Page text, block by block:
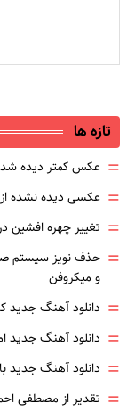
تازه ها
= عکس کمتر دیده
= عکسی دیده نشده از
= تغییر چهره افشین
= حذف نویز سیستم
و میکروفن
= دانلود آهنگ جدید
= دانلود آهنگ جدید
= دانلود آهنگ جدید
= تقدیر از مصطفی